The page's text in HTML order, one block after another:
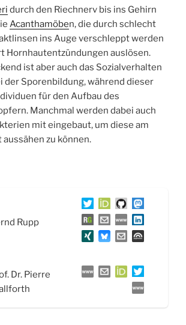
durch den Riechnerv bis ins Gehirn
Acanthamöben, die durch schlecht
ins Auge verschleppt werden
Hornhautentzündungen auslösen.
ist aber auch das Sozialverhalten
der Sporenbildung, während dieser
für den Aufbau des
Manchmal werden dabei auch
mit eingebaut, um diese am
zu können.
Rupp
Dr. Pierre